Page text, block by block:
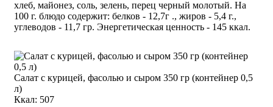
хлеб, майонез, соль, зелень, перец черный молотый. На
100 г. блюдо содержит: белков - 12,7г ., жиров - 5,4 г.,
углеводов - 11,7 гр. Энергетическая ценность - 145 ккал.
Салат с курицей, фасолью и сыром 350 гр (контейнер 0,5
л)
Ккал: 507